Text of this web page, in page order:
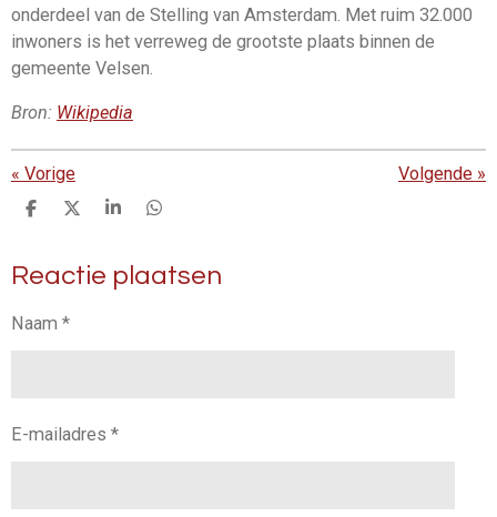
onderdeel van de Stelling van Amsterdam . Met ruim 32.000
inwoners is het verreweg de grootste plaats binnen de
gemeente Velsen.
Bron: Wikipedia
« Vorige Volgende »
D
e
n
D
l
S
r
e
D
e
n
Reactie plaatsen
Naam *
E-mailadres *